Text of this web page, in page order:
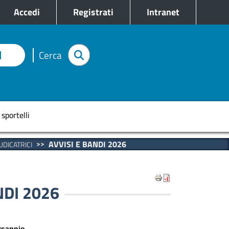
Accedi Registrati Intranet
Cerca
AVVISI E BANDI 2026
2026